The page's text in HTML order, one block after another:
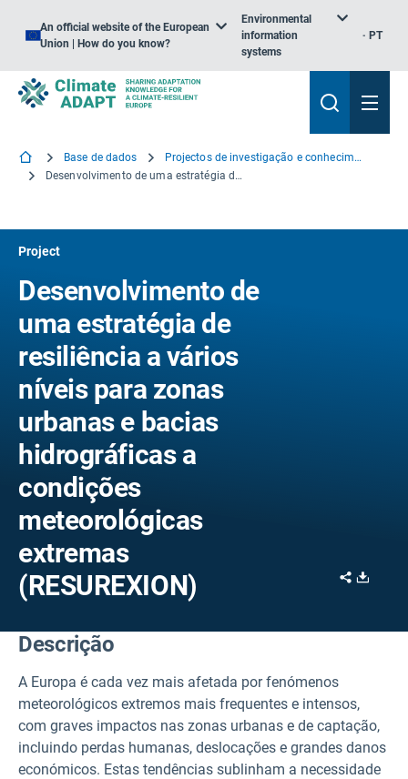
An official website of the European
Union | How do you know?
Environmental
information
systems
PT
Base de dados
Projectos de investigação e conhecimento
Desenvolvimento de uma estratégia de resiliência a vários níveis para zonas urbanas e bacias hidrográficas a condições meteorológicas extremas
Project
Desenvolvimento de
uma estratégia de
resiliência a vários
níveis para zonas
urbanas e bacias
hidrográficas a
condições
meteorológicas
extremas
(RESUREXION)
Share
Descrição
A Europa é cada vez mais afetada por fenómenos
meteorológicos extremos mais frequentes e intensos,
com graves impactos nas zonas urbanas e de captação,
incluindo perdas humanas, deslocações e grandes danos
económicos. Estas tendências sublinham a necessidade